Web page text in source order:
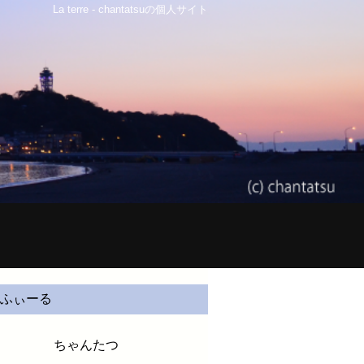
La terre - chantatsuの個人サイト
ぃーる
ちゃんたつ